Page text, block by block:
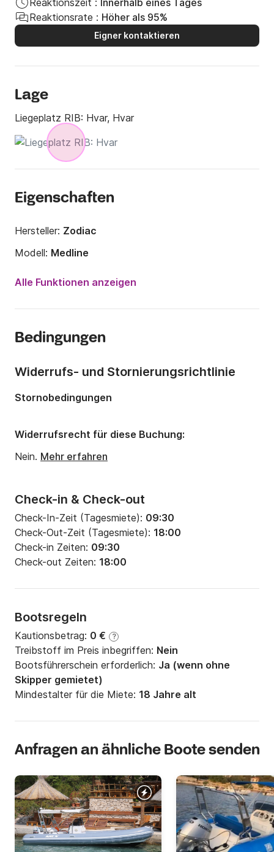
Reaktionszeit : Innerhalb eines Tages
Reaktionsrate : Höher als 95%
Eigner kontaktieren
Lage
Liegeplatz RIB: Hvar, Hvar
Eigenschaften
Hersteller: Zodiac
Modell: Medline
Motorleistung:
Anzahl Plätze an Bord:
Alle Funktionen anzeigen
Bedingungen
Check-in & Check-out
Check-In-Zeit (Tagesmiete): 09:30
Check-Out-Zeit (Tagesmiete): 18:00
Check-in Zeiten: 09:30
Check-out Zeiten: 18:00
Bootsregeln
Kautionsbetrag: 0 € ?
Treibstoff im Preis inbegriffen: Nein
Bootsführerschein erforderlich: Ja (wenn ohne
Skipper gemietet)
Mindestalter für die Miete: 18 Jahre alt
Widerrufs- und Stornierungsrichtlinie
Stornobedingungen
Widerrufsrecht für diese Buchung:
Nein. Mehr erfahren
Anfragen an ähnliche Boote senden